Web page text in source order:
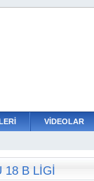
VİDEOLAR
18 B LİGİ